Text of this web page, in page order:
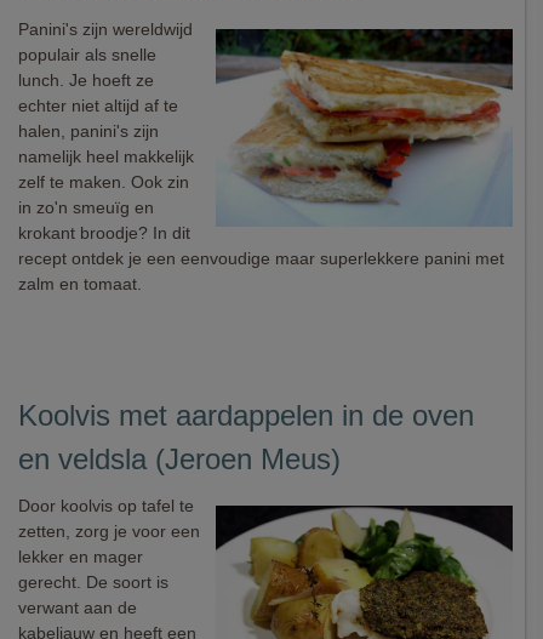
Panini's zijn wereldwijd
populair als snelle
lunch. Je hoeft ze
echter niet altijd af te
halen, panini's zijn
namelijk heel makkelijk
zelf te maken. Ook zin
in zo'n smeuïg en
krokant broodje? In dit
recept ontdek je een eenvoudige maar superlekkere panini met
zalm en tomaat.
Koolvis met aardappelen in de oven
en veldsla (Jeroen Meus)
Door koolvis op tafel te
zetten, zorg je voor een
lekker en mager
gerecht. De soort is
verwant aan de
kabeljauw en heeft een